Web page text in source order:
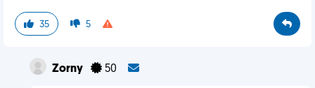
35 5
Zorny 50